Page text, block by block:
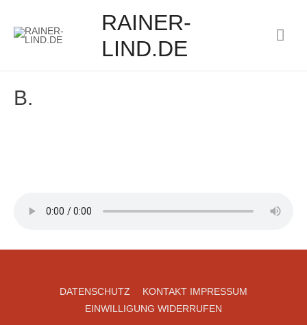
RAINER-
LIND.DE
B.
DATENSCHUTZ
KONTAKT IMPRESSUM
EINWILLIGUNG WIDERRUFEN